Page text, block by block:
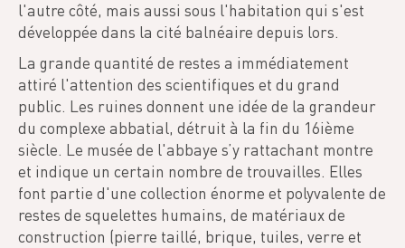
l'autre côté, mais aussi sous l'habitation qui s'est
développée dans la cité balnéaire depuis lors.
La grande quantité de restes a immédiatement
attiré l'attention des scientifiques et du grand
public. Les ruines donnent une idée de la grandeur
du complexe abbatial, détruit à la fin du 16ième
siècle. Le musée de l'abbaye s’y rattachant montre
et indique un certain nombre de trouvailles. Elles
font partie d'une collection énorme et polyvalente de
restes de squelettes humains, de matériaux de
construction (pierre taillé, brique, tuiles, verre et